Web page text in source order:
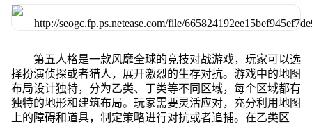
第五人格是一款风靡全球的竞技对战游戏，玩家可以选
择扮演侦探或者猎人，展开激烈的生存对抗。游戏中的地图
布局设计独特，分为乙类、丁类等不同区域，每个区域都有
独特的地形和建筑布局。玩家需要灵活应对，充分利用地图
上的障碍和道具，制定策略进行对抗或者追捕。在乙类区